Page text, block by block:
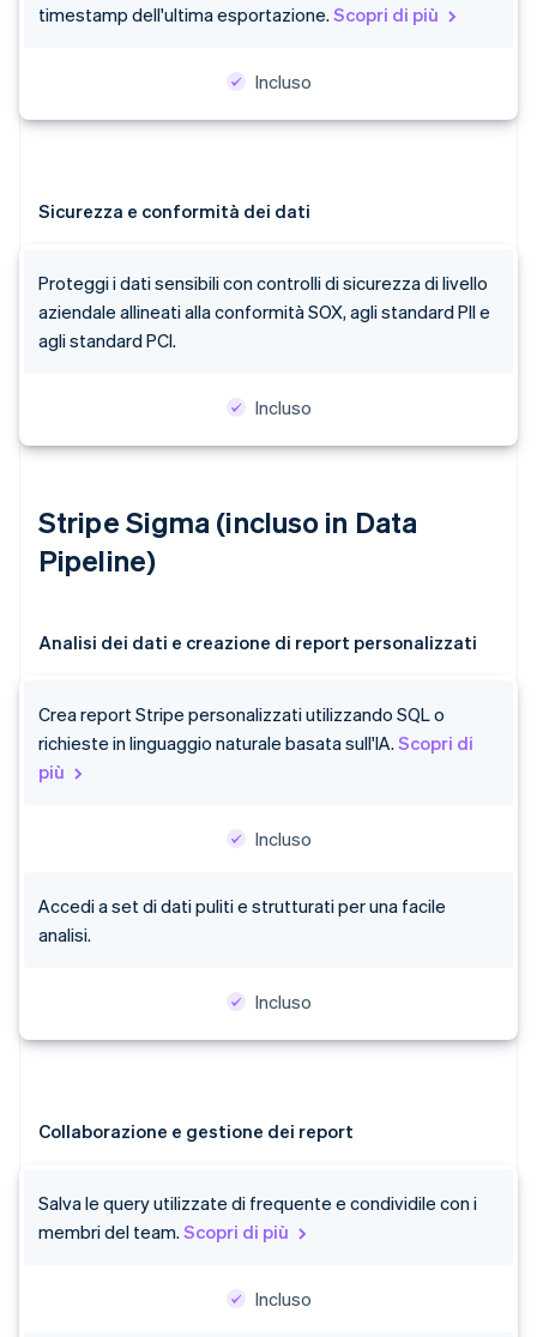
timestamp dell'ultima esportazione. Scopri di più
Incluso
Sicurezza e conformità dei dati
Proteggi i dati sensibili con controlli di sicurezza di livello
aziendale allineati alla conformità SOX, agli standard PII e
agli standard PCI.
Incluso
Stripe Sigma (incluso in Data
Pipeline)
Analisi dei dati e creazione di report personalizzati
Crea report Stripe personalizzati utilizzando SQL o
richieste in linguaggio naturale basata sull'IA. Scopri di
più
Incluso
Accedi a set di dati puliti e strutturati per una facile
analisi.
Incluso
Collaborazione e gestione dei report
Salva le query utilizzate di frequente e condividile con i
membri del team. Scopri di più
Incluso
Australia